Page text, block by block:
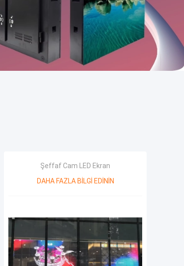
Şeffaf Cam LED Ekran
DAHA FAZLA BILGI EDININ